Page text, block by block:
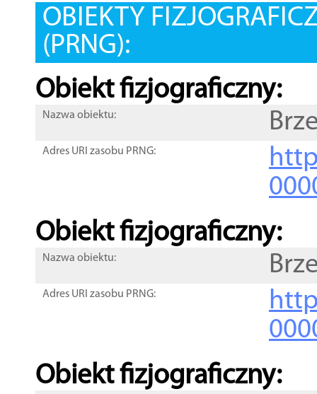
OBIEKTY
(PRNG):
Obiekt fizjograficzny:
Nazwa obiektu:
Adres URI zasobu PRNG:
Obiekt fizjograficzny:
Nazwa obiektu:
Adres URI zasobu PRNG:
Obiekt fizjograficzny: